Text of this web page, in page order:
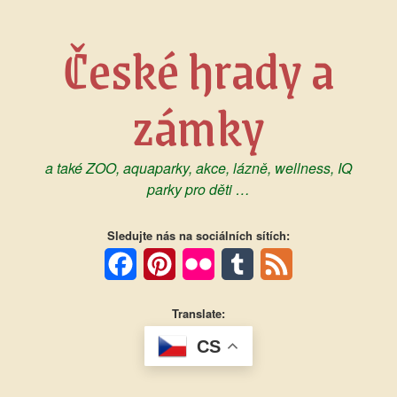
České hrady a
zámky
a také ZOO, aquaparky, akce, lázně, wellness, IQ
parky pro děti …
Sledujte nás na sociálních sítích:
FacebookPinterestFlickr Tumblr
Translate:
CS